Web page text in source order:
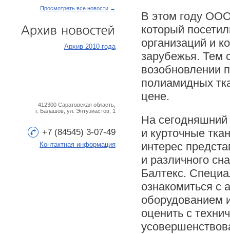
Просмотреть все новости →
Архив 2010 года
412300 Саратовская область,
г. Балашов, ул. Энтузиастов, 1
+7 (84545) 3-07-49
Контактная информация
В этом году ООО
который
организаций и
зарубежья. Тем
возобновлении
полиамидных
цене.
На
и курточные
интерес
и различного
Балтекс.
ознакомиться с
оборудованием
оценить с